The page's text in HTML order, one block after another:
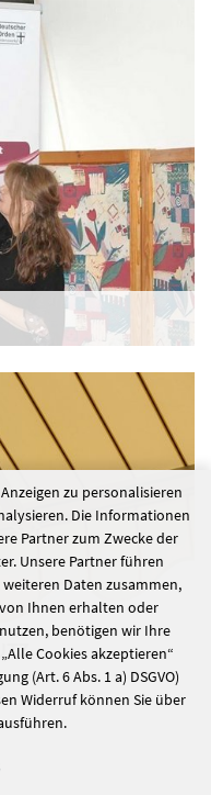
steht, können bei uns
Männern mit
Eingliederungshilfe
zu personalisieren
Die Informationen
Partner zum Zwecke der
Unsere Partner führen
Daten zusammen,
Ihnen erhalten oder
benötigen wir Ihre
Cookies akzeptieren“
(Art. 6 Abs. 1 a) DSGVO)
Widerruf können Sie über